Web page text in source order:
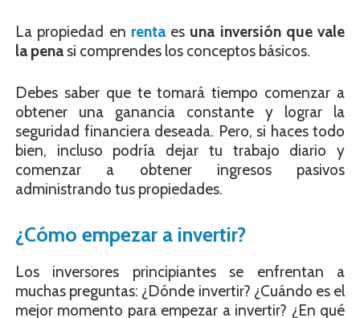
La propiedad en rentaes una inversión que vale
la pena si comprendes los conceptos básicos.
Debes saber que te tomará tiempo comenzar a
obtener una ganancia constante y lograr la
seguridad financiera deseada. Pero, si haces todo
bien, incluso podría dejar tu trabajo diario y
comenzar a obtener ingresos pasivos
administrando tus propiedades.
¿Cómo empezar a invertir?
Los inversores principiantes se enfrentan a
muchas preguntas: ¿Dónde invertir? ¿Cuándo es el
mejor momento para empezar a invertir? ¿En qué